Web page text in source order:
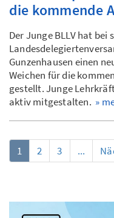
die kommende
Der Junge BLLV hat bei
Gunzenhausen einen
Weichen für die
gestellt. Junge
aktiv mitgestalten. »
1 2 3 ...